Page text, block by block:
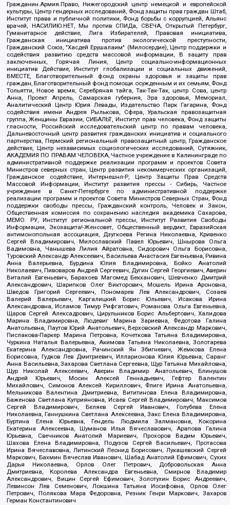
Гражданин.Армия.Право, Нижегородский центр немецкой и европейской
культуры, Центр гендерных исследований, Фонд защиты прав граждан Штаб,
Институт права и публичной политики, Фонд борьбы с коррупцией, Альянс
врачей, НАСИЛИЮ.НЕТ, Мы против СПИДа, СВЕЧА, Открытый Петербург,
Гуманитарное действие, Лига Избирателей, Правовая инициатива,
Гражданская инициатива против экологической преступности,
Гражданский Союз, "Хасдей Ерушалаим" (Милосердие), Центр поддержки и
содействия развитию средств массовой информации, В защиту прав
заключенных, Горячая Линия, Центр социально-информационных
инициатив Действие, Институт глобализации и социальных движений,
ВМЕСТЕ, Благотворительный фонд охраны здоровья и защиты прав
граждан, Благотворительный фонд помощи осужденным и их семьям, Фонд
Тольятти, Новое время, Серебряная тайга, Так-Так-Так, центр Сова, центр
Анна, Проект Апрель, Самарская губерния, Эра здоровья, Мемориал,
Аналитический Центр Юрия Левады, Издательство Парк Гагарина, Фонд
содействия имени Андрея Рылькова, Сфера, Уральская правозащитная
группа, Женщины Евразии, СИБАЛЬТ, Институт прав человека, Фонд защиты
гласности, Российский исследовательский центр по правам человека,
Дальневосточный центр развития гражданских инициатив и социального
партнерства, Пермский региональный правозащитный центр, Гражданское
действие, Центр независимых социологических исследований, Сутяжник,
АКАДЕМИЯ ПО ПРАВАМ ЧЕЛОВЕКА, Частное учреждение в Калининграде по
административной поддержке реализации программ и проектов Совета
Министров северных стран, Центр развития некоммерческих организаций,
Гражданское содействие, Интернешнл-Р, Центр Защиты Прав Средств
Массовой Информации, Институт развития прессы - Сибирь, Частное
учреждение в Санкт-Петербурге по административной поддержке
реализации программ и проектов Совета Министров Северных Стран, Фонд
поддержки свободы прессы, Гражданский контроль, Человек и Закон,
Общественная комиссия по сохранению наследия академика Сахарова,
МЕМО. РУ, Институт региональной прессы, Институт Развития Свободы
Информации, Экозащита!-Женсовет, Общественный вердикт, Евразийская
антимонопольная ассоциация, Дзугкоева Регина Николаевна, Кривенко
Сергей Владимирович, Милославский Павел Юрьевич, Шнырова Ольга
Вадимовна, Чанышева Лилия Айратовна, Сидорович Ольга Борисовна,
Туровский Александр Алексеевич, Васильева Анастасия Евгеньевна, Ривина
Анна Валерьевна, Бурдина Юлия Владимировна, Бойко Анатолий
Николаевич, Пивоваров Андрей Сергеевич, Дугин Сергей Георгиевич, Аверин
Виталий Евгеньевич, Барахоев Магомед Бекханович, Шевченко Дмитрий
Александрович, Шарипков Олег Викторович, Мошель Ирина Ароновна,
Шведов Григорий Сергеевич, Пономарев Лев Александрович, Созаев
Валерий Валерьевич, Каргалицкий Борис Юльевич, Исакова Ирина
Александровна, Исламов Тимур Рифгатович, Романова Ольга Евгеньевна,
Щаров Сергей Алексадрович, Цирульников Борис Альбертович, Халидова
Марина Владимировна, Людевиг Марина Зариевна, Федотова Галина
Анатольевна, Паутов Юрий Анатольевич, Верховский Александр Маркович,
Пислакова-Паркер Марина Петровна, Кочеткова Татьяна Владимировна,
Чуркина Наталья Валерьевна, Акимова Татьяна Николаевна, Золотарева
Екатерина Александровна, Рачинский Ян Збигневич, Жемкова Елена
Борисовна, Гудков Лев Дмитриевич, Илларионова Юлия Юрьевна, Саранг
Анна Васильевна, Захарова Светлана Сергеевна, Щур Татьяна Михайловна,
Щур Николай Алексеевич, Аверин Владимир Анатольевич, Блинушов
Андрей Юрьевич, Мосин Алексей Геннадьевич, Гефтер Валентин
Михайлович, Симонов Алексей Кириллович, Флиге Ирина Анатольевна,
Мельникова Валентина Дмитриевна, Вититинова Елена Владимировна,
Баженова Светлана Куприяновна, Исаев Сергей Владимирович, Максимов
Сергей Владимирович, Беляев Сергей Иванович, Голубева Елена
Николаевна, Ганнушкина Светлана Алексеевна, Закс Елена Владимировна,
Буртина Елена Юрьевна, Гендель Людмила Залмановна, Кокорина
Екатерина Алексеевна, Шуманов Илья Вячеславович, Арапова Галина
Юрьевна, Свечников Анатолий Мариевич, Прохоров Вадим Юрьевич,
Шахова Елена Владимировна, Подузов Сергей Васильевич, Протасова
Ирина Вячеславовна, Литинский Леонид Борисович, Лукашевский Сергей
Маркович, Бахмин Вячеслав Иванович, Шабад Анатолий Ефимович, Сухих
Дарья Николаевна, Орлов Олег Петрович, Добровольская Анна
Дмитриевна, Королева Александра Евгеньевна, Смирнов Владимир
Александрович, Вицин Сергей Ефимович, Золотухин Борис Андреевич,
Левинсон Лев Семенович, Локшина Татьяна Иосифовна, Орлов Олег
Петрович, Полякова Мара Федоровна, Резник Генри Маркович, Захаров
Герман Константинович